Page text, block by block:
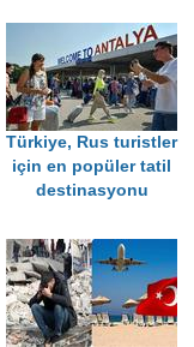
Türkiye, Rus turistler
için en popüler tatil
destinasyonu